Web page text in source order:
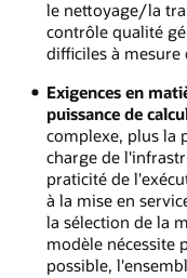
le nettoyage/la
contrôle qualité
difficiles à mesure
Exigences en
puissance de
complexe, plus la
charge de
praticité de
à la mise en
la sélection de la
modèle nécessite
possible,